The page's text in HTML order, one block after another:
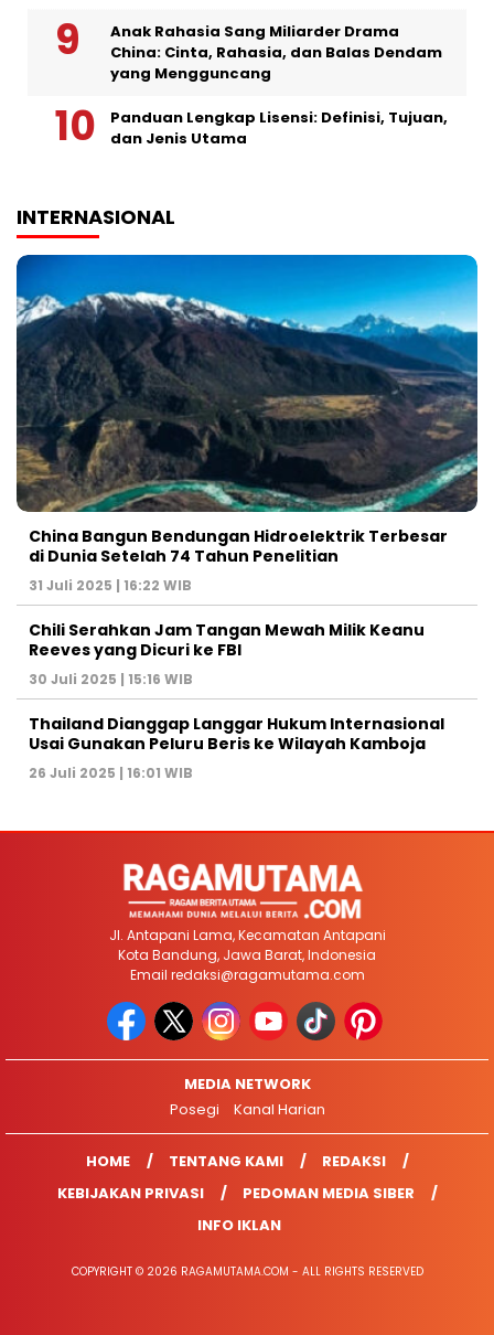
Anak Rahasia Sang Miliarder Drama
China: Cinta, Rahasia, dan Balas Dendam
yang Mengguncang
Panduan Lengkap Lisensi: Definisi, Tujuan,
dan Jenis Utama
INTERNASIONAL
China Bangun Bendungan Hidroelektrik Terbesar
di Dunia Setelah 74 Tahun Penelitian
31 Juli 2025 | 16:22 WIB
Chili Serahkan Jam Tangan Mewah Milik Keanu
Reeves yang Dicuri ke FBI
30 Juli 2025 | 15:16 WIB
Thailand Dianggap Langgar Hukum Internasional
Usai Gunakan Peluru Beris ke Wilayah Kamboja
26 Juli 2025 | 16:01 WIB
Jl. Antapani Lama, Kecamatan Antapani
Kota Bandung, Jawa Barat, Indonesia
Email redaksi@ragamutama.com
MEDIA NETWORK
Posegi
Kanal Harian
HOME TENTANG KAMI
REDAKSI
KEBIJAKAN PRIVASI
PEDOMAN MEDIA SIBER
INFO IKLAN
COPYRIGHT © 2026 RAGAMUTAMA.COM - ALL RIGHTS RESERVED